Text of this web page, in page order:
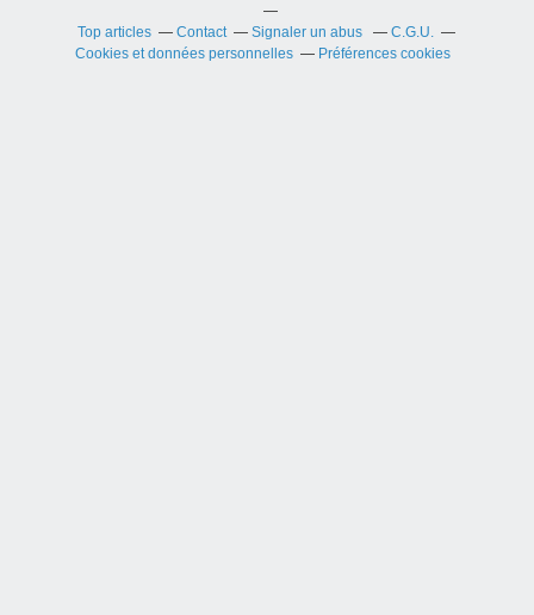
Top articles Contact Signaler un abus
C.G.U.
Cookies et données personnelles
Préférences cookies